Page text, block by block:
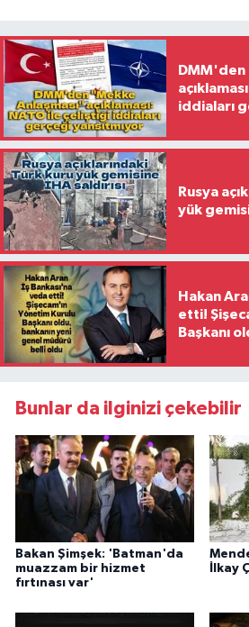
DMM'den
iddiaları
Rusya
yük
Hakan
etti!
Başkanı
Bunlar da ilginizi çekebilir
Bakan Şimşek: 'Batman'da
muazzam bir hizmet
fırtınası var'
İlkay